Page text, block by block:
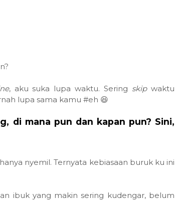
, aku suka lupa waktu. Sering skipwaktu
lupa sama kamu #eh 😆
di mana pun dan kapan pun? Sini,
nyemil. Ternyata kebiasaan buruk ku ini
ibuk yang makin sering kudengar, belum